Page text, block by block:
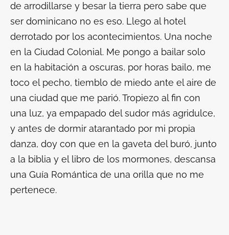
de arrodillarse y besar la tierra pero sabe que
ser dominicano no es eso. Llego al hotel
derrotado por los acontecimientos. Una noche
en la Ciudad Colonial. Me pongo a bailar solo
en la habitación a oscuras, por horas bailo, me
toco el pecho, tiemblo de miedo ante el aire de
una ciudad que me parió. Tropiezo al fin con
una luz, ya empapado del sudor más agridulce,
y antes de dormir atarantado por mi propia
danza, doy con que en la gaveta del buró, junto
a la biblia y el libro de los mormones, descansa
una Guía Romántica de una orilla que no me
pertenece.